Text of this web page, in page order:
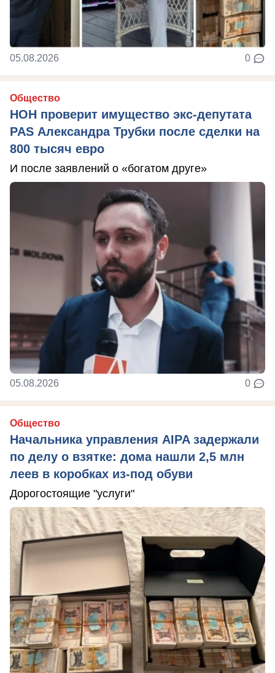
05.08.2026 0
Общество
НОН проверит имущество экс-депутата
PAS Александра Трубки после сделки на
800 тысяч евро
И после заявлений о «богатом друге»
05.08.2026 0
Общество
Начальника управления AIPA задержали
по делу о взятке: дома нашли 2,5 млн
леев в коробках из-под обуви
Дорогостоящие "услуги"